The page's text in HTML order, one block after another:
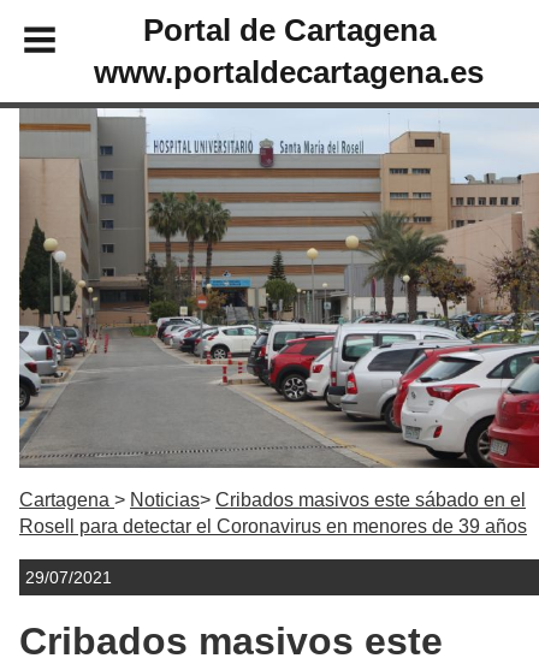
Portal de Cartagena
www.portaldecartagena.es
Cartagena Noticias
Cribados masivos este sábado en el
Rosell para detectar el Coronavirus en menores de 39 años
29/07/2021
Cribados masivos este